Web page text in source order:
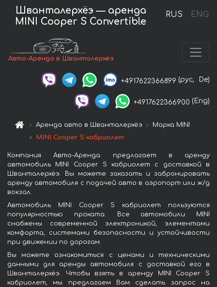
RUS ENG
Шванталерхёэ — аренда
MINI Cooper S Convertible
Авто-Аренда в Шванталерхёэ
+4917622366899 (рус, De)
+4917622366900 (Eng)
Аренда авто в Шванталерхёэ
Марка MINI
MINI Cooper S кабриолет
Компания Авто-Аренда предлагает в аренду
автомобиль MINI Cooper S кабриолет с доставкой в
Шванталерхёэ. Вы можете заказать и забронировать
аренду автомобиля с подачей авто в аэропорт или ж/д
вокзал.
Автомобиль MINI Cooper S кабриолет пользуются
популярностью проката. Все автомобили MINI
снабжены современной электроникой, элементами
комфорта, системами безопасности и устойчивости
при движении по дорогам.
Вы можете ознакомиться с ценами и техническими
данными для аренды автомобиля с доставкой его в
Шванталерхёэ. Чтобы взять в аренду MINI Cooper S
кабриолет, мы предлагаем Вам сделать запрос на